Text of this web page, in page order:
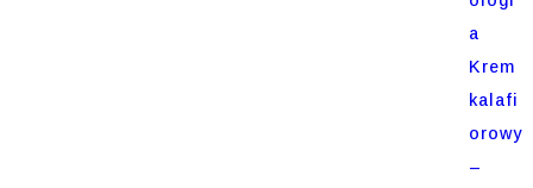
a
Krem
kalafi
orowy
–